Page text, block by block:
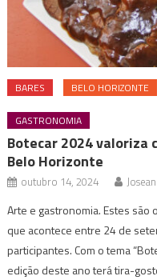
BARES BELO HORIZONTE
GASTRONOMIA
Botecar 2024 valoriza
Belo Horizonte
outubro 14, 2024
Arte e gastronomia. Estes
que acontece entre 24 de
participantes. Com o tema
edição deste ano terá tira-